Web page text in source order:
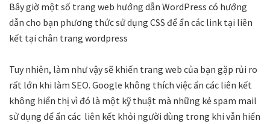
Bây giờ một số trang web hướng dẫn WordPress có hướng
dẫn cho bạn phương thức sử dụng CSS để ẩn các link tại liên
kết tại chân trang wordpress
Tuy nhiên, làm như vậy sẽ khiến trang web của bạn gặp rủi ro
rất lớn khi làm SEO. Google không thích việc ẩn các liên kết
không hiển thị vì đó là một kỹ thuật mà những kẻ spam mail
sử dụng để ẩn các liên kết khỏi người dùng trong khi vẫn hiển